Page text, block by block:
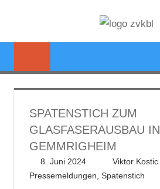
springen
Landkreis
SPATENSTICH ZUM
GLASFASERAUSBAU IN
GEMMRIGHEIM
8. Juni 2024 Viktor Kostic
Pressemeldungen Spatenstich